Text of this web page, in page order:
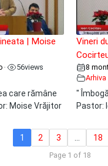
| Moise
• 56views
care rămâne
Moise Vrăjitor
Vineri
8
Arhiva
"
Pastor:
1 2 3 18
Page 1 of 18